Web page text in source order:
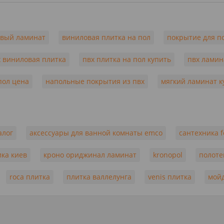
ламинат виниловая плитка на пол покрытие для
виниловая плитка пвх плитка на пол купить пвх
цена напольные покрытия из пвх мягкий ламинат
аксессуары для ванной комнаты emco сантехника
киев кроно ориджинал ламинат kronopol
roca плитка плитка валлелунга venis плитка